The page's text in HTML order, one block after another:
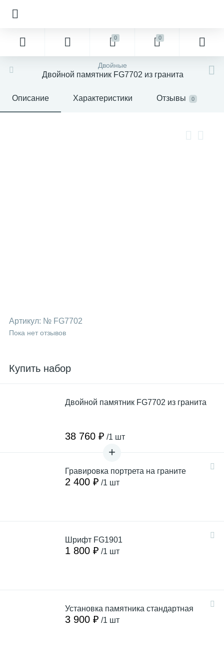
0 0
Двойные
Двойной памятник FG7702 из гранита
Описание Характеристики Отзывы 0
Артикул: № FG7702
Пока нет отзывов
Купить набор
Двойной памятник FG7702 из гранита
38 760 ₽ /1 шт
Гравировка портрета на граните
2 400 ₽ /1 шт
Шрифт FG1901
1 800 ₽ /1 шт
Установка памятника стандартная
3 900 ₽ /1 шт